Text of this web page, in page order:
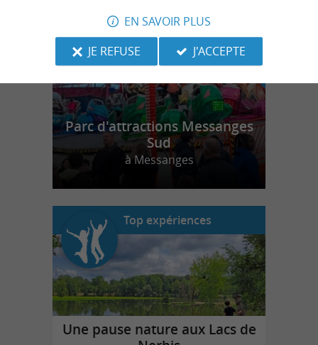
r
d
r
Parc d'attractions Messanges
Sud
à Messanges
Top expériences
Une pause nature aux Lacs de
EN SAVOIR PLUS
JE REFUSE
J'ACCEPTE